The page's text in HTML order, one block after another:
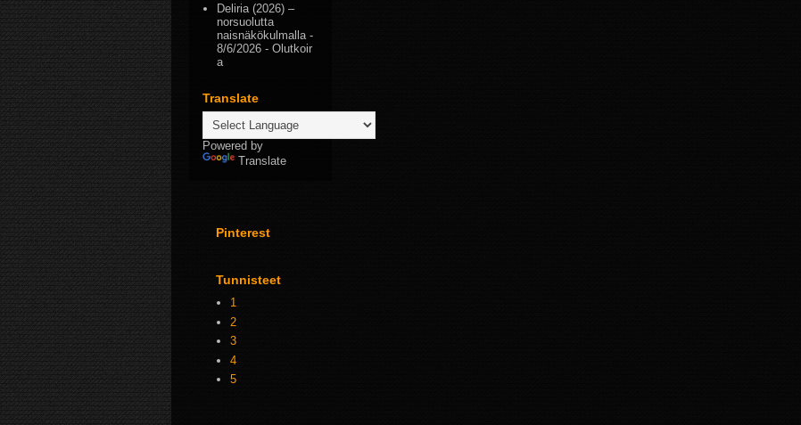
Deliria (2026) –
norsuolutta
naisnäkökulmalla -
8/6/2026 - Olutkoir
a
Translate
Powered by
Translate
Pinterest
Tunnisteet
1
2
3
4
5